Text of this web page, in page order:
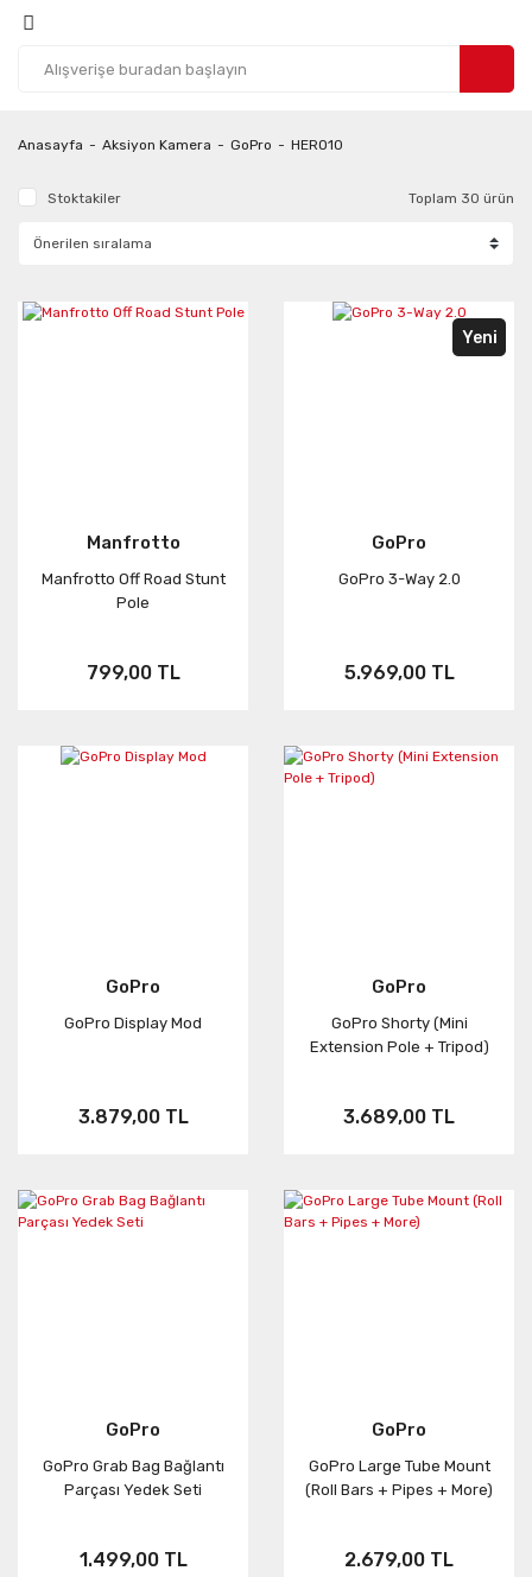
Anasayfa Aksiyon Kamera GoPro HERO10
Stoktakiler Toplam 30 ürün
Manfrotto
Manfrotto Off Road Stunt
Pole
799,00 TL
Yeni
GoPro
GoPro 3-Way 2.0
5.969,00 TL
GoPro
GoPro Display Mod
3.879,00 TL
GoPro
GoPro Shorty (Mini
Extension Pole + Tripod)
3.689,00 TL
GoPro
GoPro Grab Bag Bağlantı
Parçası Yedek Seti
1.499,00 TL
GoPro
GoPro Large Tube Mount
(Roll Bars + Pipes + More)
2.679,00 TL